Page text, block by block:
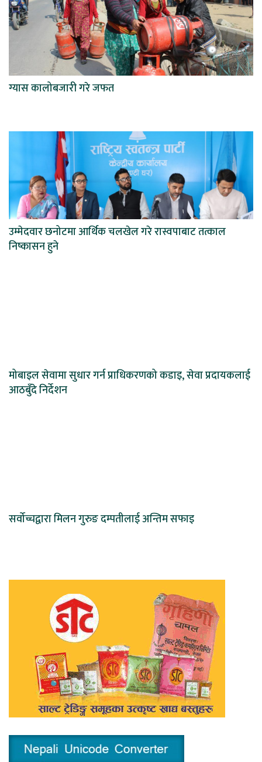
ग्यास कालोबजारी गरे जफत
उम्मेदवार छनोटमा आर्थिक चलखेल गरे रास्वपाबाट तत्काल
निष्कासन हुने
मोबाइल सेवामा सुधार गर्न प्राधिकरणको कडाइ, सेवा प्रदायकलाई
आठबुँदे निर्देशन
सर्वोच्चद्वारा मिलन गुरुङ दम्पतीलाई अन्तिम सफाइ